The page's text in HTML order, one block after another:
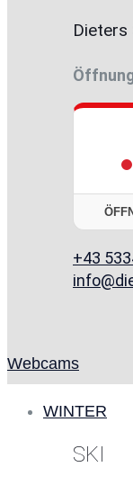
+43
Webcams
WINTER
SKI